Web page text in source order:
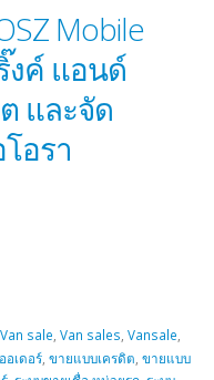
Mobile
งค์ แอนด์
และจัด
อรา
Van sale, Van sales, Vansale,
อเดอร์ ขายแบบเครดิต ขายแบบ